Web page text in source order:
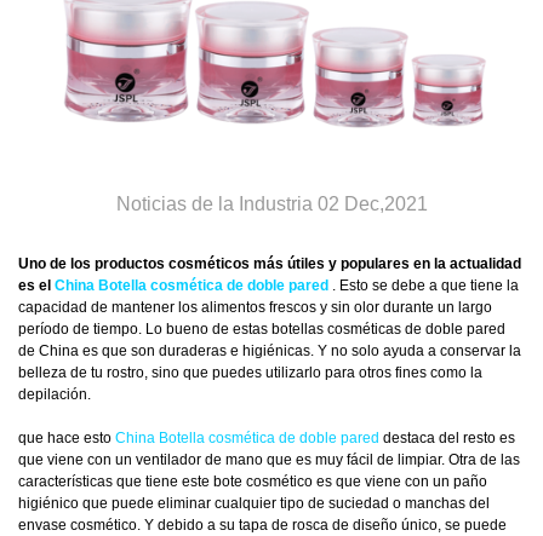
Noticias de la Industria 02 Dec,2021
Uno de los productos cosméticos más útiles y populares en la actualidad
es el China Botella cosmética de doble pared
. Esto se debe a que tiene la
capacidad de mantener los alimentos frescos y sin olor durante un largo
período de tiempo. Lo bueno de estas botellas cosméticas de doble pared
de China es que son duraderas e higiénicas. Y no solo ayuda a conservar la
belleza de tu rostro, sino que puedes utilizarlo para otros fines como la
depilación.
que hace esto China Botella cosmética de doble pared destaca del resto es
que viene con un ventilador de mano que es muy fácil de limpiar. Otra de las
características que tiene este bote cosmético es que viene con un paño
higiénico que puede eliminar cualquier tipo de suciedad o manchas del
envase cosmético. Y debido a su tapa de rosca de diseño único, se puede